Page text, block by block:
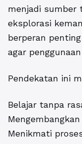
menjadi sumber
eksplorasi
berperan
agar
Pendekatan ini
Belajar tanpa
Menikmati